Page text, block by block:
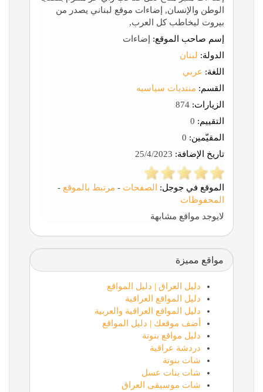
الوطن والإنسان, إضاءات موقع لبناني يصدر من
بيروت ليخاطب كل العرب,
إسم صاحب الموقع: إضاءات
الدولة: لبنان
اللغة: عربي
القسم: منتديات سياسيه
الزيارات:
التقييم:
المقيّمين:
تاريخ الإضافة:
الموقع في جوجل: الصفحات - مرتبط بالموقع -
المحفوظات
لايوجد مواقع مشابهة
مواقع مميزة
دليل العراق | دليل المواقع
دليل المواقع العراقية
دليل المواقع العراقية والعربية
أضف موقعك | دليل المواقع
دليل مواقع بنوتة
دردشة عراقية
شات بنوتة
شات بنات عسل
شات موسيقى العراق